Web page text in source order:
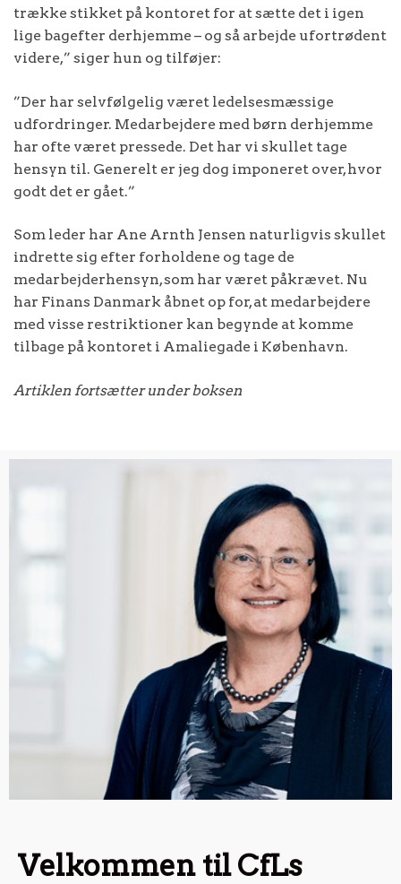
trække stikket på kontoret for at sætte det i igen
lige bagefter derhjemme – og så arbejde ufortrødent
videre,” siger hun og tilføjer:
”Der har selvfølgelig været ledelsesmæssige
udfordringer. Medarbejdere med børn derhjemme
har ofte været pressede. Det har vi skullet tage
hensyn til. Generelt er jeg dog imponeret over, hvor
godt det er gået.”
Som leder har Ane Arnth Jensen naturligvis skullet
indrette sig efter forholdene og tage de
medarbejderhensyn, som har været påkrævet. Nu
har Finans Danmark åbnet op for, at medarbejdere
med visse restriktioner kan begynde at komme
tilbage på kontoret i Amaliegade i København.
Artiklen fortsætter under boksen
Velkommen til CfLs